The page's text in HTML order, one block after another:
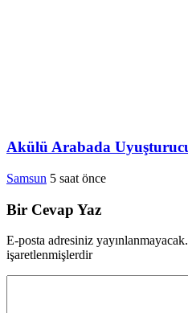
Akülü Arabada
Samsun 5 saat önce
Bir Cevap Yaz
E-posta adresiniz yayınlanmayacak.
işaretlenmişlerdir